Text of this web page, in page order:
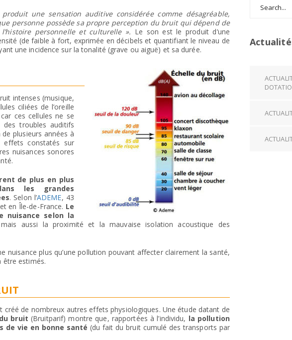
une sensation auditive considérée comme désagréable,
personne possède sa propre perception du bruit qui dépend de
personnelle et culturelle ». Le son est le produit d’une
(de faible à fort, exprimée en décibels et quantifiant le niveau de
une incidence sur la tonalité (grave ou aiguë) et sa durée.
intenses (musique,
ciliées de l’oreille
ces cellules ne se
des troubles auditifs
plusieurs années à
constatés sur
nuisances sonores
de plus en plus
les grandes
. Selon l’ADEME, 43
en Île-de-France. Le
nuisance selon la
aussi la proximité et la mauvaise isolation acoustique des
nuisance plus qu’une pollution pouvant affecter clairement la santé,
être estimés.
créé de nombreux autres effets physiologiques. Une étude datant de
bruit (Bruitparif) montre que, rapportées à l’individu, la pollution
de vie en bonne santé(du fait du bruit cumulé des transports par